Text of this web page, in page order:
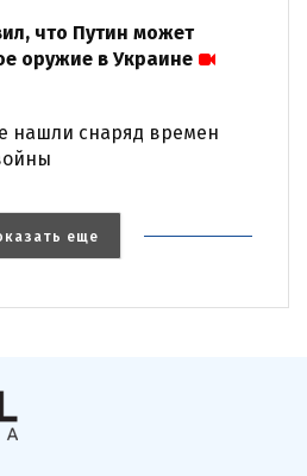
что Путин может
оружие в Украине
нашли снаряд времен
еще